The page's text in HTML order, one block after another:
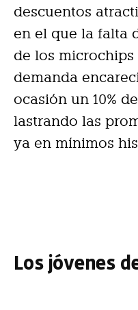
descuentos
en el que la falta
de los
demanda
ocasión un 10%
lastrando las
ya en mínimos
Los jóvenes